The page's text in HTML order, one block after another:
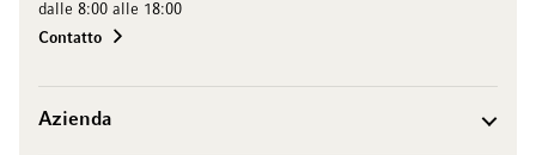
dalle 8:00 alle 18:00
Contatto
Azienda